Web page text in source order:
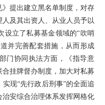
提出建立黑名单制度，对存
及其出资人、从业人员予以
设立了私募基金领域的“吹哨
并完善配套措施，从而形成
门协同执法方面，《指导意
挂牌督办制度，加大对私募
现“先行政后刑事”的全面追
安综合治理体系发挥网格化